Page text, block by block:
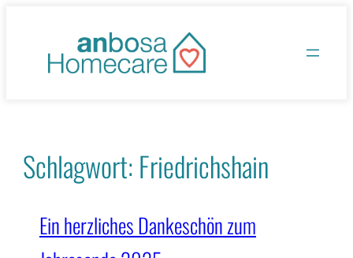
springen
Schlagwort:Friedrichshain
Ein herzliches Dankeschön zum